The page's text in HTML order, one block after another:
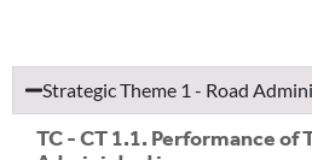
Strategic Theme 1 - Road
TC - CT 1.1. Performance of